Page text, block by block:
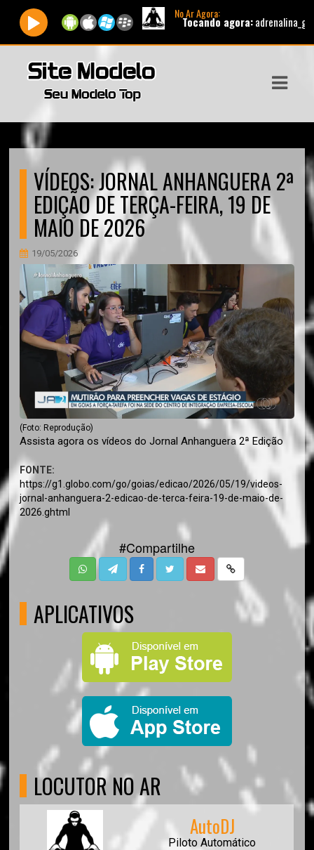
No Ar Agora:
Tocando agora:
VÍDEOS: JORNAL ANHANGUERA 2ª
EDIÇÃO DE TERÇA-FEIRA, 19 DE
MAIO DE 2026
19/05/2026
(Foto: Reprodução)
Assista agora os vídeos do Jornal Anhanguera 2ª Edição
FONTE:
https://g1.globo.com/go/goias/edicao/2026/05/19/videos-
jornal-anhanguera-2-edicao-de-terca-feira-19-de-maio-de-
2026.ghtml
#Compartilhe
APLICATIVOS
LOCUTOR NO AR
AutoDJ
Piloto Automático